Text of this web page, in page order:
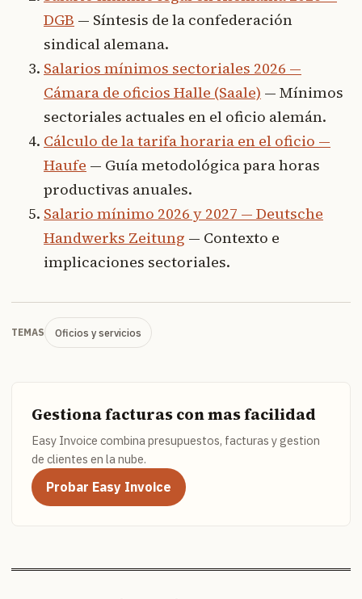
DGB — Síntesis de la confederación
sindical alemana.
Salarios mínimos sectoriales 2026 —
Cámara de oficios Halle (Saale) — Mínimos
sectoriales actuales en el oficio alemán.
Cálculo de la tarifa horaria en el oficio —
Haufe — Guía metodológica para horas
productivas anuales.
Salario mínimo 2026 y 2027 — Deutsche
Handwerks Zeitung — Contexto e
implicaciones sectoriales.
TEMAS Oficios y servicios
Gestiona facturas con mas facilidad
Easy Invoice combina presupuestos, facturas y gestion
de clientes en la nube.
Probar Easy Invoice